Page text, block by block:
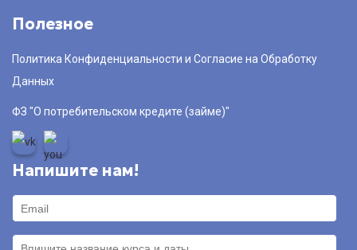
Полезное
Политика Конфиденциальности и Согласие на Обработку
Данных
ФЗ "О потребительском кредите (займе)"
Напишите нам!